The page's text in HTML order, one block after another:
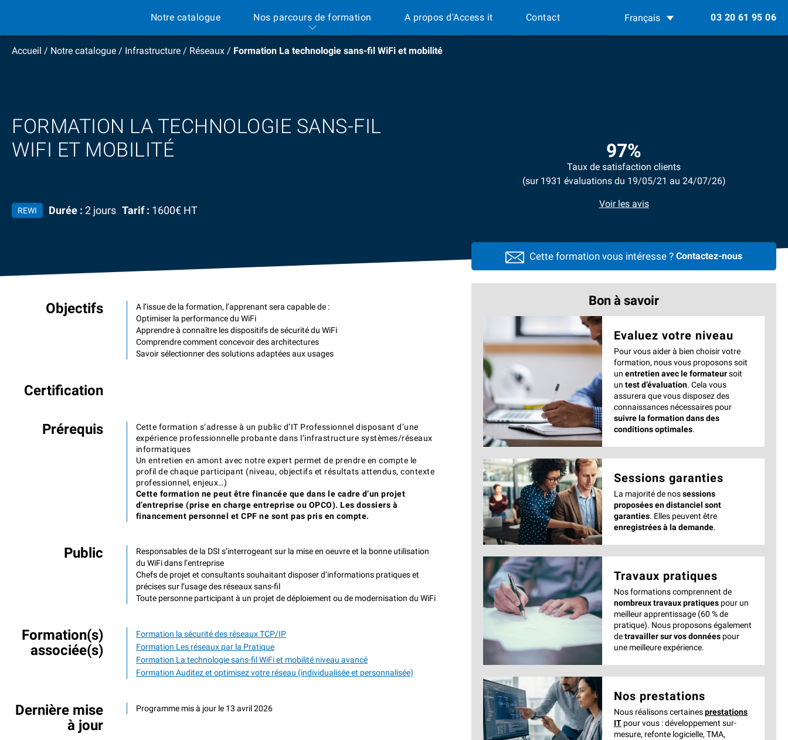
Notre catalogue Nos parcours de formation A propos d'Access it Contact 03 20 61 95 06
Français
Accueil / Notre catalogue / Infrastructure / Réseaux / Formation La technologie sans-fil WiFi et mobilité
FORMATION LA TECHNOLOGIE SANS-FIL
WIFI ET MOBILITÉ
REWI Durée : 2 jours Tarif : 1600€ HT
97%
Taux de satisfaction clients
(sur 1931 évaluations du 19/05/21 au 24/07/26)
Voir les avis
Objectifs
A l’issue de la formation, l’apprenant sera capable de :
Optimiser la performance du WiFi
Apprendre à connaître les dispositifs de sécurité du WiFi
Comprendre comment concevoir des architectures
Savoir sélectionner des solutions adaptées aux usages
Certification
Prérequis
Cette formation s’adresse à un public d’IT Professionnel disposant d’une
expérience professionnelle probante dans l’infrastructure systèmes/réseaux
informatiques
Un entretien en amont avec notre expert permet de prendre en compte le
profil de chaque participant (niveau, objectifs et résultats attendus, contexte
professionnel, enjeux…)
Cette formation ne peut être financée que dans le cadre d’un projet
d’entreprise (prise en charge entreprise ou OPCO). Les dossiers à
financement personnel et CPF ne sont pas pris en compte.
Public
Responsables de la DSI s’interrogeant sur la mise en oeuvre et la bonne utilisation
du WiFi dans l’entreprise
Chefs de projet et consultants souhaitant disposer d’informations pratiques et
précises sur l’usage des réseaux sans-fil
Toute personne participant à un projet de déploiement ou de modernisation du WiFi
Formation(s)
associée(s)
Formation la sécurité des réseaux TCP/IP
Formation Les réseaux par la Pratique
Formation La technologie sans-fil WiFi et mobilité niveau avancé
Formation Auditez et optimisez votre réseau (individualisée et personnalisée)
Dernière mise
à jour
Programme mis à jour le 13 avril 2026
Cette formation vous intéresse ? Contactez-nous
Bon à savoir
Evaluez votre niveau
Pour vous aider à bien choisir votre
formation, nous vous proposons soit
un entretien avec le formateursoit
un test d’évaluation. Cela vous
assurera que vous disposez des
connaissances nécessaires pour
suivre la formation dans des
conditions optimales.
Sessions garanties
La majorité de nossessions
proposées en distanciel sont
garanties. Elles peuvent être
enregistrées à la demande.
Travaux pratiques
Nos formations comprennent de
nombreux travaux pratiquespour un
meilleur apprentissage (60 % de
pratique). Nous proposons également
detravailler sur vos donnéespour
une meilleure expérience.
Nos prestations
Nous réalisons certainesprestations
ITpour vous : développement sur-
mesure, refonte logicielle, TMA,